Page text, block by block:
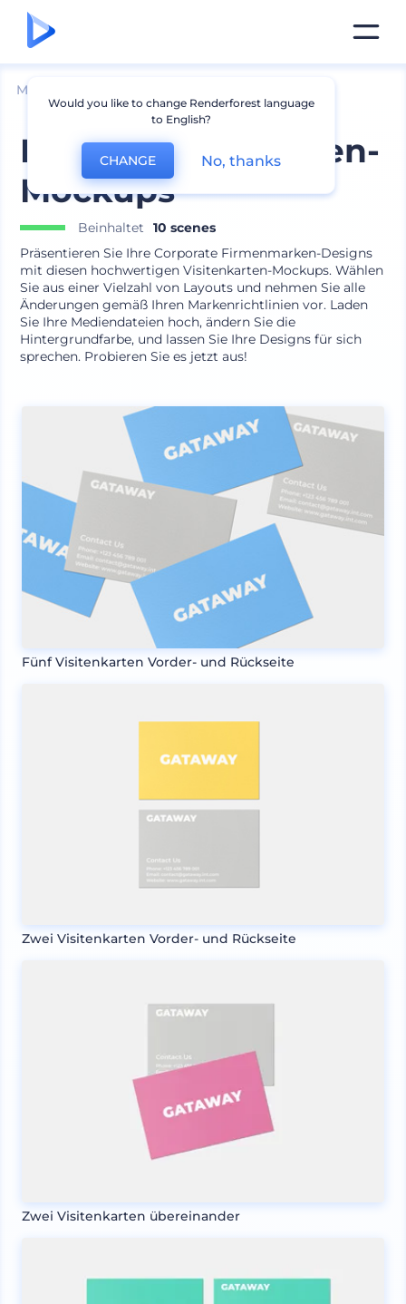
Mockups
Bunte Visitenkarten-
Mockups
Beinhaltet
10 scenes
Präsentieren Sie Ihre Corporate Firmenmarken-Designs
mit diesen hochwertigen Visitenkarten-Mockups. Wählen
Sie aus einer Vielzahl von Layouts und nehmen Sie alle
Änderungen gemäß Ihren Markenrichtlinien vor. Laden
Sie Ihre Mediendateien hoch, ändern Sie die
Hintergrundfarbe, und lassen Sie Ihre Designs für sich
sprechen. Probieren Sie es jetzt aus!
Fünf Visitenkarten Vorder- und Rückseite
Zwei Visitenkarten Vorder- und Rückseite
Zwei Visitenkarten übereinander
Would you like to change Renderforest language
to English?
CHANGE No, thanks